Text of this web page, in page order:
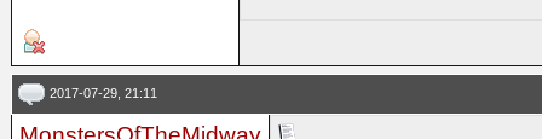
2017-07-29, 21:11